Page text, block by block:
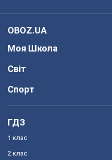
OBOZ.UA
Моя Школа
Світ
Спорт
ГДЗ
1 клас
2 клас